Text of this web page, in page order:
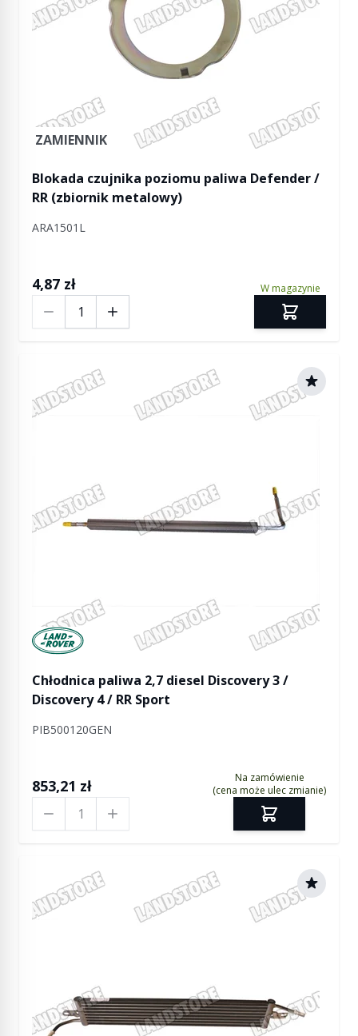
ZAMIENNIK
Blokada czujnika poziomu paliwa Defender /
RR (zbiornik metalowy)
ARA1501L
4,87 zł W magazynie
Manufactured by Land rover
Chłodnica paliwa 2,7 diesel Discovery 3 /
Discovery 4 / RR Sport
PIB500120GEN
853,21 zł
Na zamówienie
(cena może ulec zmianie)